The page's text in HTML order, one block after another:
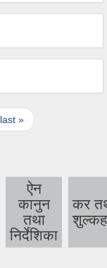
last »
ऐन
कानुन
तथा
निर्देशिका
कर